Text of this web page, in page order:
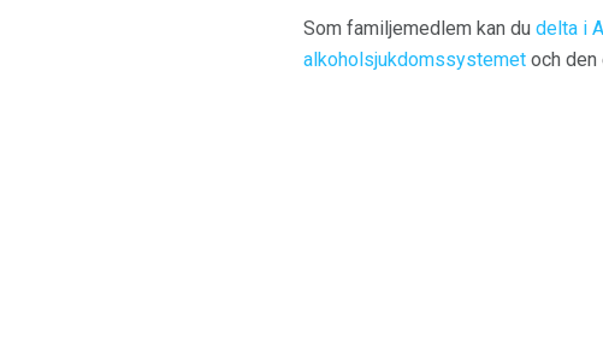
Som familjemedlem kan du delta i
alkoholsjukdomssystemet och den